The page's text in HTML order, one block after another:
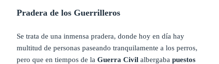
Pradera de los Guerrilleros
Se trata de una inmensa pradera, donde hoy en día hay
multitud de personas paseando tranquilamente a los perros,
pero que en tiempos de laGuerra Civil albergabapuestos